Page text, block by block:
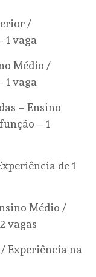
/
1 vaga
Médio /
1 vaga
– Ensino
– 1
de 1
Médio /
vagas
Experiência na